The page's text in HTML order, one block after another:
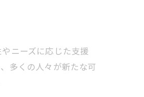
ニーズに応じた支援
多くの人々が新たな可